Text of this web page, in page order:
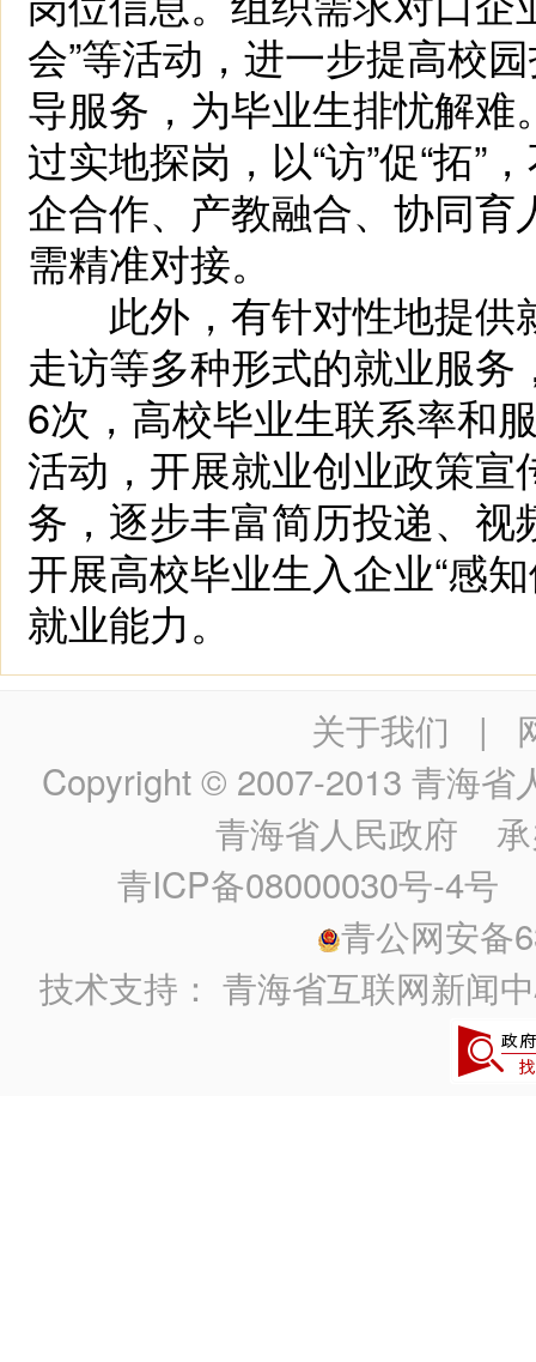
会”等活动，进一步提高校
导服务，为毕业生排忧解
过实地探岗，以“访”促“拓”
企合作、产教融合、协同
需精准对接。
此外，有针对性地提供
走访等多种形式的就业服
6次，高校毕业生联系率和
活动，开展就业创业政策
务，逐步丰富简历投递、
开展高校毕业生入企业“感
就业能力。
关于我们 |
Copyright © 2007-2013 青海省
青海省人民政府 承
青ICP备08000030号-4号
青公网安备
技术支持：青海省互联网新闻